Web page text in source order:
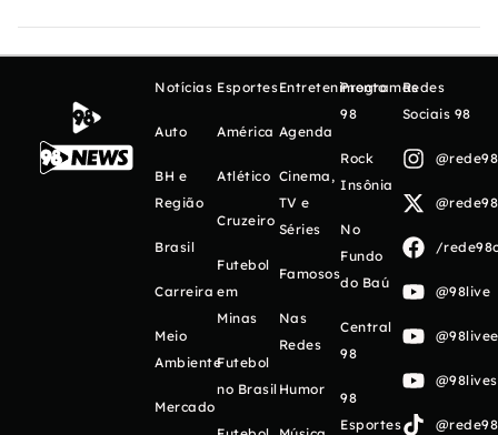
Notícias
Auto
BH e
Região
Brasil
Carreira
Meio
Ambiente
Mercado
Esportes
América
Atlético
Cruzeiro
Futebol
em
Minas
Futebol
no Brasil
Entretenimento
Agenda
Cinema,
TV e
Séries
Famosos
Nas
Redes
Humor
Programas
98
Rock
Insônia
No
Fundo
do Baú
Central
98
98
Esportes
Redes
Sociais 98
/
@98live